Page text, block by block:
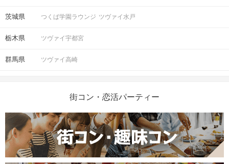
茨城県 つくば学園ラウンジ ツヴァイ水戸
栃木県 ツヴァイ宇都宮
群馬県 ツヴァイ高崎
街コン・恋活パーティー